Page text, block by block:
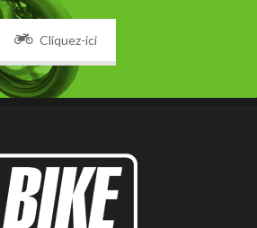
Cliquez-ici